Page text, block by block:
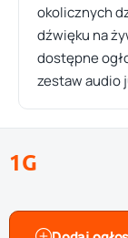
okolicznych
dźwięku na
dostępne
zestaw audio
1G